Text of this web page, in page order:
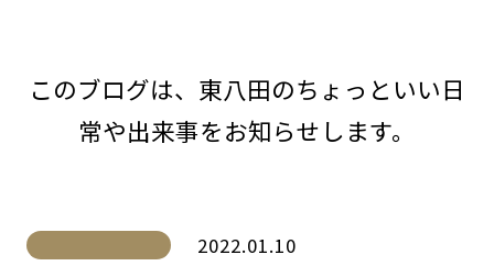
このブログは、東八田のちょっといい日
常や出来事をお知らせします。
2022.01.10